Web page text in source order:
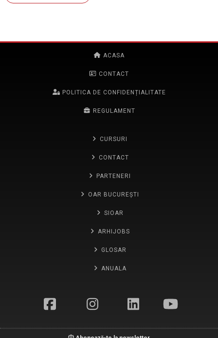
ACASA
CONTACT
POLITICA DE CONFIDENȚIALITATE
REGULAMENT
CURSURI
CONTACT
PARTENERI
OAR BUCUREȘTI
SIOAR
ARHIJOBS
GLOSAR
ANUALA